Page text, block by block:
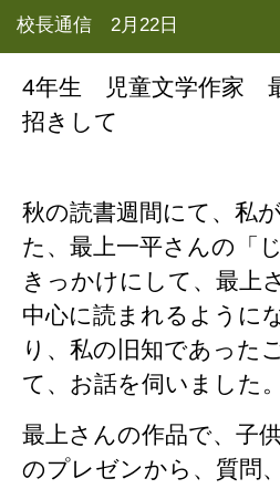
校長通信 2月22日
4年生 児童文学作家
招きして
秋の読書週間にて、私
た、最上一平さんの「
きっかけにして、最上
中心に読まれるように
り、私の旧知であった
て、お話を伺いました。
最上さんの作品で、子
のプレゼンから、質問